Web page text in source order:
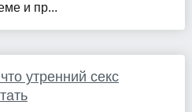
и пр...
утренний секс